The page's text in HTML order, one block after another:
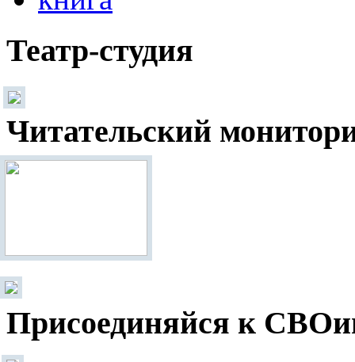
Театр-студия
Читательский
Присоединяйся к